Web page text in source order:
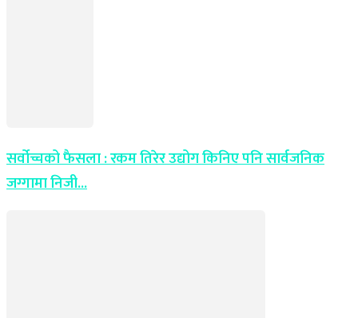
सर्वोच्चको फैसला : रकम तिरेर उद्योग किनिए पनि सार्वजनिक
जग्गामा निजी...